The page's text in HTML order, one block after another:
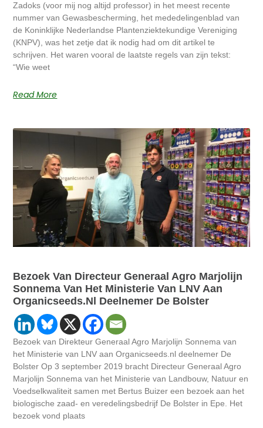
Zadoks (voor mij nog altijd professor) in het meest recente
nummer van Gewasbescherming, het mededelingenblad van
de Koninklijke Nederlandse Plantenziektekundige Vereniging
(KNPV), was het zetje dat ik nodig had om dit artikel te
schrijven. Het waren vooral de laatste regels van zijn tekst:
“Wie weet
Read More
Bezoek Van Directeur Generaal Agro Marjolijn
Sonnema Van Het Ministerie Van LNV Aan
Organicseeds.nl Deelnemer De Bolster
Bezoek van Direkteur Generaal Agro Marjolijn Sonnema van
het Ministerie van LNV aan Organicseeds.nl deelnemer De
Bolster Op 3 september 2019 bracht Directeur Generaal Agro
Marjolijn Sonnema van het Ministerie van Landbouw, Natuur en
Voedselkwaliteit samen met Bertus Buizer een bezoek aan het
biologische zaad- en veredelingsbedrijf De Bolster in Epe. Het
bezoek vond plaats